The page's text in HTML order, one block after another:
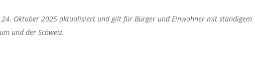
24. Oktober 2025 aktualisiert und gilt für Bürger und Einwohner mit ständigem
und der Schweiz.